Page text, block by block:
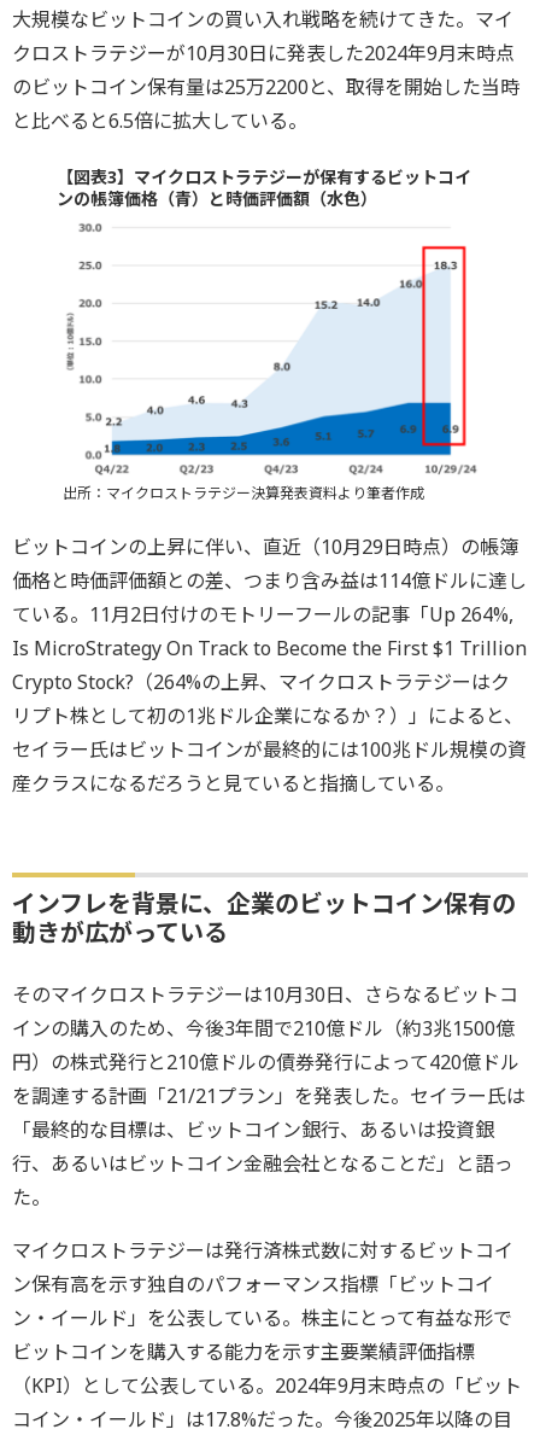
大規模なビットコインの買い入れ戦略を続けてきた。マイ
クロストラテジーが10月30日に発表した2024年9月末時点
のビットコイン保有量は25万2200と、取得を開始した当時
と比べると6.5倍に拡大している。
【図表3】マイクロストラテジーが保有するビットコイ
ンの帳簿価格（青）と時価評価額（水色）
出所：マイクロストラテジー決算発表資料より筆者作成
ビットコインの上昇に伴い、直近（10月29日時点）の帳簿
価格と時価評価額との差、つまり含み益は114億ドルに達し
ている。11月2日付けのモトリーフールの記事「Up 264%,
Is MicroStrategy On Track to Become the First $1 Trillion
Crypto Stock?（264%の上昇、マイクロストラテジーはク
リプト株として初の1兆ドル企業になるか？）」によると、
セイラー氏はビットコインが最終的には100兆ドル規模の資
産クラスになるだろうと見ていると指摘している。
インフレを背景に、企業のビットコイン保有の
動きが広がっている
そのマイクロストラテジーは10月30日、さらなるビットコ
インの購入のため、今後3年間で210億ドル（約3兆1500億
円）の株式発行と210億ドルの債券発行によって420億ドル
を調達する計画「21/21プラン」を発表した。セイラー氏は
「最終的な目標は、ビットコイン銀行、あるいは投資銀
行、あるいはビットコイン金融会社となることだ」と語っ
た。
マイクロストラテジーは発行済株式数に対するビットコイ
ン保有高を示す独自のパフォーマンス指標「ビットコイ
ン・イールド」を公表している。株主にとって有益な形で
ビットコインを購入する能力を示す主要業績評価指標
（KPI）として公表している。2024年9月末時点の「ビット
コイン・イールド」は17.8%だった。今後2025年以降の目